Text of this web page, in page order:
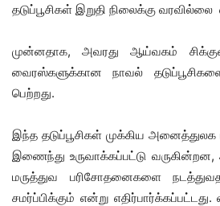
தடுப்பூசிகள் இறுதி நிலைக்கு
முன்னதாக, அவரது ஆய்வகம்
வைரஸ்களுக்கான நாவல் தடுப்பூசிகளை
பெற்றது.
இந்த தடுப்பூசிகள் முக்கிய அனைத்துலக
இணைந்து உருவாக்கப்பட்டு
மருத்துவ பரிசோதனைகளை
சமர்ப்பிக்கும் என்று